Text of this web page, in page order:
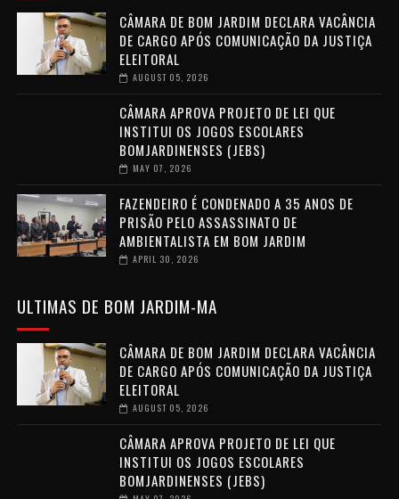
CÂMARA DE BOM JARDIM DECLARA VACÂNCIA
DE CARGO APÓS COMUNICAÇÃO DA JUSTIÇA
ELEITORAL
AUGUST 05, 2026
CÂMARA APROVA PROJETO DE LEI QUE
INSTITUI OS JOGOS ESCOLARES
BOMJARDINENSES (JEBS)
MAY 07, 2026
FAZENDEIRO É CONDENADO A 35 ANOS DE
PRISÃO PELO ASSASSINATO DE
AMBIENTALISTA EM BOM JARDIM
APRIL 30, 2026
ULTIMAS DE BOM JARDIM-MA
CÂMARA DE BOM JARDIM DECLARA VACÂNCIA
DE CARGO APÓS COMUNICAÇÃO DA JUSTIÇA
ELEITORAL
AUGUST 05, 2026
CÂMARA APROVA PROJETO DE LEI QUE
INSTITUI OS JOGOS ESCOLARES
BOMJARDINENSES (JEBS)